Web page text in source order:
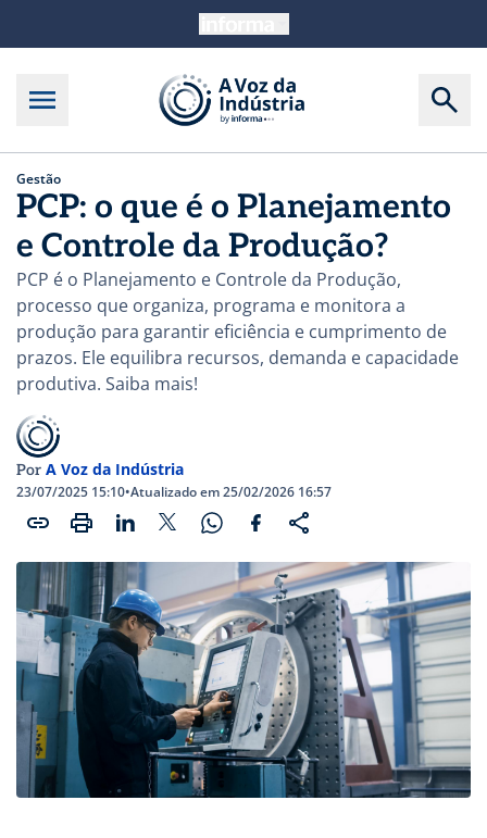
Gestão
PCP: o que é o Planejamento
e Controle da Produção?
PCP é o Planejamento e Controle da Produção,
processo que organiza, programa e monitora a
produção para garantir eficiência e cumprimento de
prazos. Ele equilibra recursos, demanda e capacidade
produtiva. Saiba mais!
Por A Voz da Indústria
23/07/2025 15:10•Atualizado em 25/02/2026 16:57